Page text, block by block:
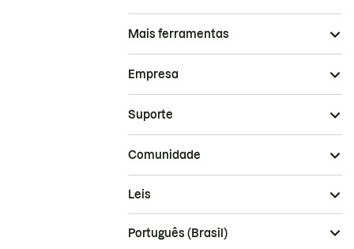
Mais ferramentas
Empresa
Suporte
Comunidade
Leis
Português (Brasil)